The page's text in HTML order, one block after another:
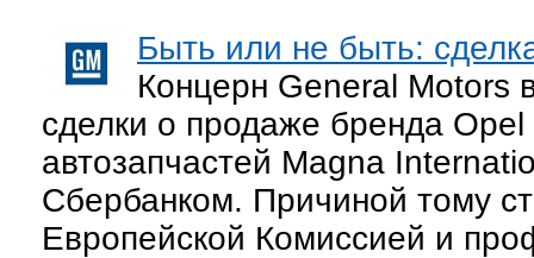
Быть или не быть:
Концерн General Motors
сделки о продаже бренда
автозапчастей Magna
Сбербанком. Причиной тому
Европейской Комиссией и